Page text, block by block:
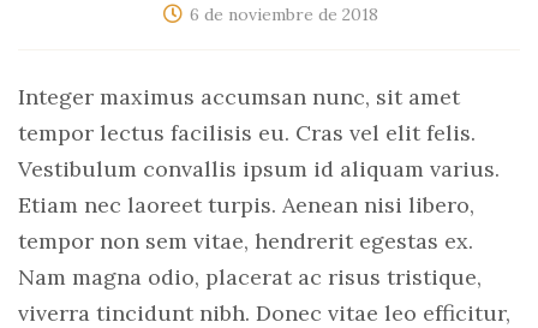
6 de noviembre de 2018
Integer maximus accumsan nunc, sit amet
tempor lectus facilisis eu. Cras vel elit felis.
Vestibulum convallis ipsum id aliquam varius.
Etiam nec laoreet turpis. Aenean nisi libero,
tempor non sem vitae, hendrerit egestas ex.
Nam magna odio, placerat ac risus tristique,
viverra tincidunt nibh. Donec vitae leo efficitur,